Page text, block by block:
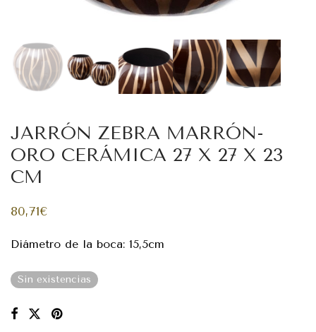
JARRÓN ZEBRA MARRÓN-
ORO CERÁMICA 27 X 27 X 23
CM
80,71€
Diámetro de la boca: 15,5cm
Sin existencias